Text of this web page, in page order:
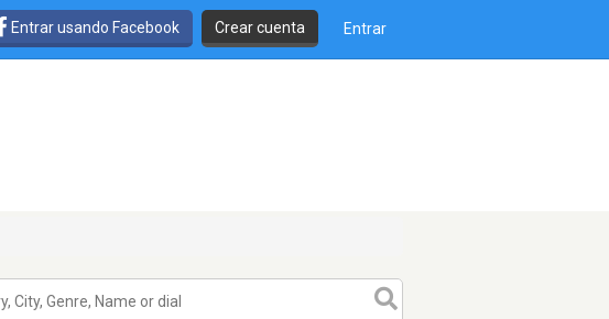
Entrar usando Facebook Crear cuenta Entrar